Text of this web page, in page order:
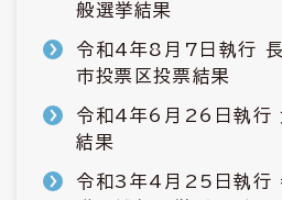
般選挙結果
令和4年8月7日執行
市投票区投票結果
令和4年6月26日執行
結果
令和3年4月25日執行